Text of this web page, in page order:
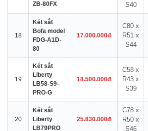
ZB-80FX
S40
18
Két sắt
Bofa model
FDG-A1D-
80
17.000.000đ
C80 x
R51 x
S44
19
Két sắt
Liberty
LB58-S9-
PRO-G
18.500.000đ
C58 x
R43 x
S39
20
Két sắt
Liberty
LB79PRO
25.830.000đ
C78 x
R50 x
S46